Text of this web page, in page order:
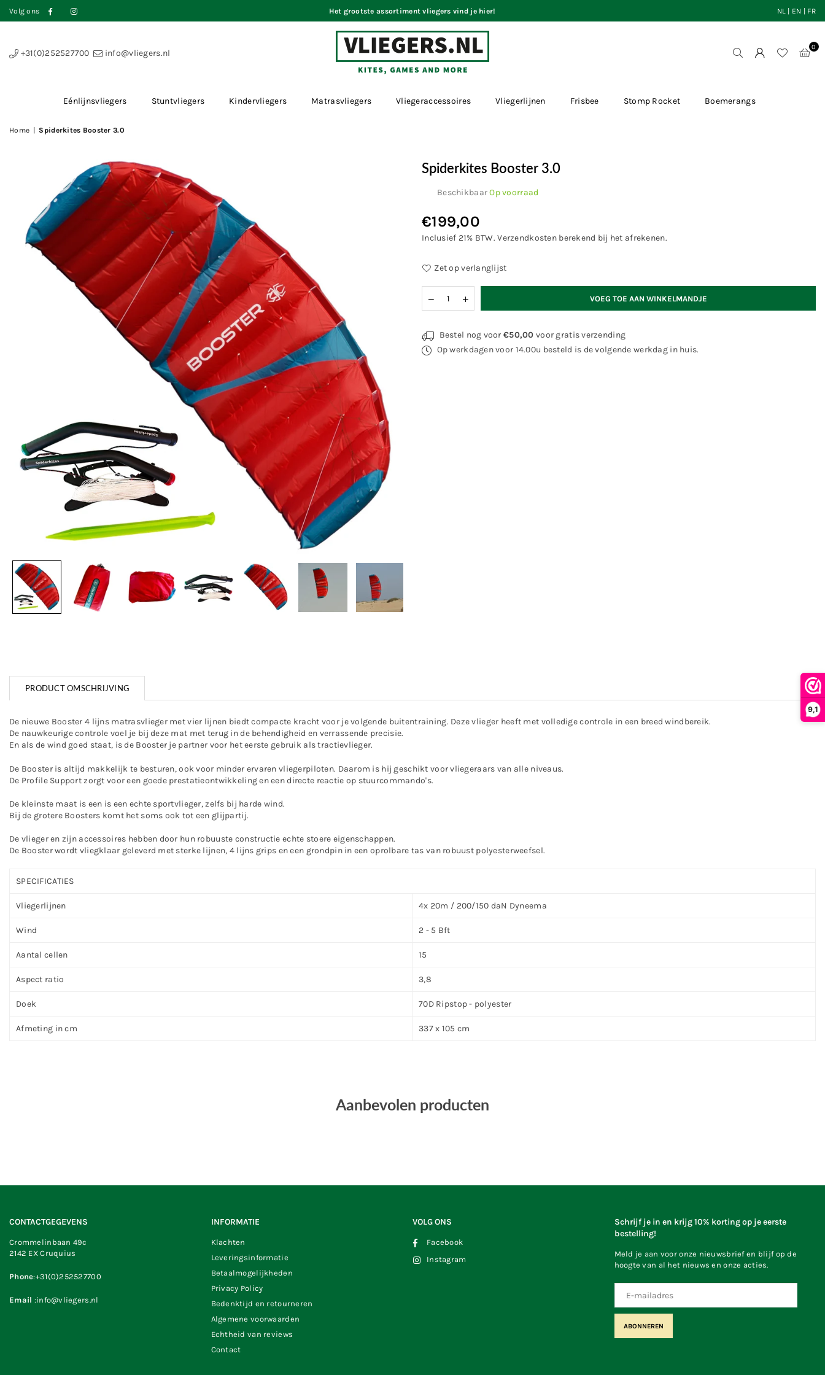
9,1
Volg ons Facebook Het grootste assortiment vliegers vind je hier! NL | EN | FR
+31(0)252527700 info@vliegers.nl
0
Eénlijnsvliegers Stuntvliegers Kindervliegers Matrasvliegers Vliegeraccessoires Vliegerlijnen Frisbee Stomp Rocket Boemerangs
Home Spiderkites Booster 3.0
Spiderkites Booster 3.0
BeschikbaarOp voorraad
Normale
prijs
€199,00
Inclusief 21% BTW.Verzendkostenberekend bij het afrekenen.
Zet op verlanglijst
VOEG TOE AAN WINKELMANDJE
Bestel nog voor€50,00 voor gratis verzending
Op werkdagen voor 14.00u besteld is de volgende werkdag in huis.
PRODUCT OMSCHRIJVING
De nieuwe Booster 4 lijns matrasvlieger met vier lijnen biedt compacte kracht voor je volgende buitentraining. Deze vlieger heeft met volledige controle in een breed windbereik.
De nauwkeurige controle voel je bij deze mat met terug in de behendigheid en verrassende precisie.
En als de wind goed staat, is de Booster je partner voor het eerste gebruik als tractievlieger.
De Booster is altijd makkelijk te besturen, ook voor minder ervaren vliegerpiloten. Daarom is hij geschikt voor vliegeraars van alle niveaus.
De Profile Support zorgt voor een goede prestatieontwikkeling en een directe reactie op stuurcommando's.
De kleinste maat is een is een echte sportvlieger, zelfs bij harde wind.
Bij de grotere Boosters komt het soms ook tot een glijpartij.
De vlieger en zijn accessoires hebben door hun robuuste constructie echte stoere eigenschappen.
De Booster wordt vliegklaar geleverd met sterke lijnen, 4 lijns grips en een grondpin in een oprolbare tas van robuust polyesterweefsel.
SPECIFICATIES
Vliegerlijnen 4x 20m / 200/150 daN Dyneema
Wind 2 - 5 Bft
Aantal cellen 15
Aspect ratio 3,8
Doek 70D Ripstop - polyester
Afmeting in cm 337 x 105 cm
Aanbevolen producten
CONTACTGEGEVENS
Crommelinbaan 49c
2142 EX Cruquius
Phone:+31(0)252527700
Email :info@vliegers.nl
INFORMATIE
Klachten
Leveringsinformatie
Betaalmogelijkheden
Privacy Policy
Bedenktijd en retourneren
Algemene voorwaarden
Echtheid van reviews
Contact
VOLG ONS
Facebook
Instagram
Schrijf je in en krijg 10% korting op je eerste
bestelling!
Meld je aan voor onze nieuwsbrief en blijf op de
hoogte van al het nieuws en onze acties.
ABONNEREN